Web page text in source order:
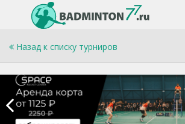
Назад к списку турниров